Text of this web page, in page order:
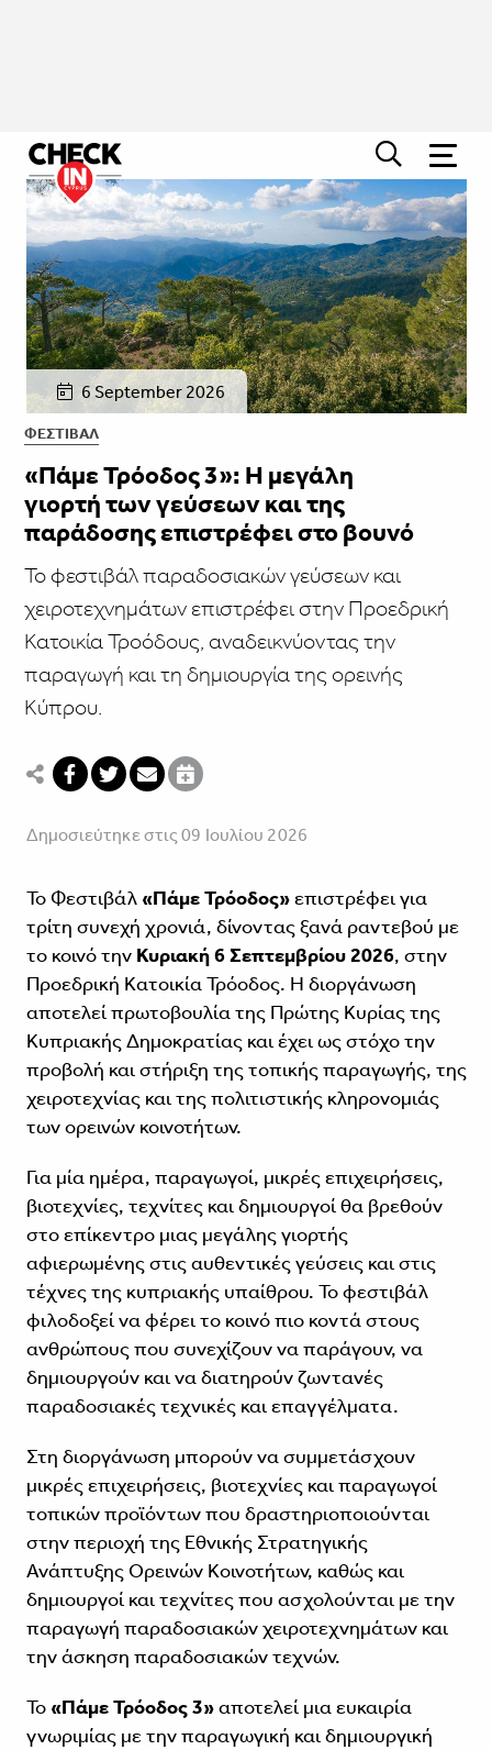
6 September 2026
ΦΕΣΤΙΒΑΛ
«Πάμε Τρόοδος 3»: Η μεγάλη
γιορτή των γεύσεων και της
παράδοσης επιστρέφει στο βουνό
Το φεστιβάλ παραδοσιακών γεύσεων και
χειροτεχνημάτων επιστρέφει στην Προεδρική
Κατοικία Τροόδους, αναδεικνύοντας την
παραγωγή και τη δημιουργία της ορεινής
Κύπρου.
Δημοσιεύτηκε στις 09 Ιουλίου 2026
Το Φεστιβάλ «Πάμε Τρόοδος»επιστρέφει για
τρίτη συνεχή χρονιά, δίνοντας ξανά ραντεβού με
το κοινό την Κυριακή 6 Σεπτεμβρίου 2026, στην
Προεδρική Κατοικία Τρόοδος. Η διοργάνωση
αποτελεί πρωτοβουλία της Πρώτης Κυρίας της
Κυπριακής Δημοκρατίας και έχει ως στόχο την
προβολή και στήριξη της τοπικής παραγωγής, της
χειροτεχνίας και της πολιτιστικής κληρονομιάς
των ορεινών κοινοτήτων.
Για μία ημέρα, παραγωγοί, μικρές επιχειρήσεις,
βιοτεχνίες, τεχνίτες και δημιουργοί θα βρεθούν
στο επίκεντρο μιας μεγάλης γιορτής
αφιερωμένης στις αυθεντικές γεύσεις και στις
τέχνες της κυπριακής υπαίθρου. Το φεστιβάλ
φιλοδοξεί να φέρει το κοινό πιο κοντά στους
ανθρώπους που συνεχίζουν να παράγουν, να
δημιουργούν και να διατηρούν ζωντανές
παραδοσιακές τεχνικές και επαγγέλματα.
Στη διοργάνωση μπορούν να συμμετάσχουν
μικρές επιχειρήσεις, βιοτεχνίες και παραγωγοί
τοπικών προϊόντων που δραστηριοποιούνται
στην περιοχή της Εθνικής Στρατηγικής
Ανάπτυξης Ορεινών Κοινοτήτων, καθώς και
δημιουργοί και τεχνίτες που ασχολούνται με την
παραγωγή παραδοσιακών χειροτεχνημάτων και
την άσκηση παραδοσιακών τεχνών.
Το «Πάμε Τρόοδος 3»αποτελεί μια ευκαιρία
γνωριμίας με την παραγωγική και δημιουργική